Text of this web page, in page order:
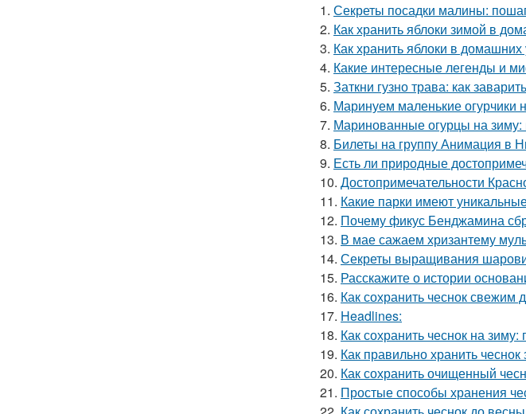
1. Секреты посадки малины:
2. Как хранить яблоки зимой в
3. Как хранить яблоки в
4. Какие интересные легенды и
5. Заткни гузно трава: как
6. Маринуем маленькие огурчики
7. Маринованные огурцы на зиму:
8. Билеты на группу Анимация в
9. Есть ли природные
10. Достопримечательности
11. Какие парки имеют
12. Почему фикус Бенджамина
13. В мае сажаем хризантему
14. Секреты выращивания
15. Расскажите о истории
16. Как сохранить чеснок свежим
17. Headlines:
18. Как сохранить чеснок на
19. Как правильно хранить
20. Как сохранить очищенный
21. Простые способы хранения